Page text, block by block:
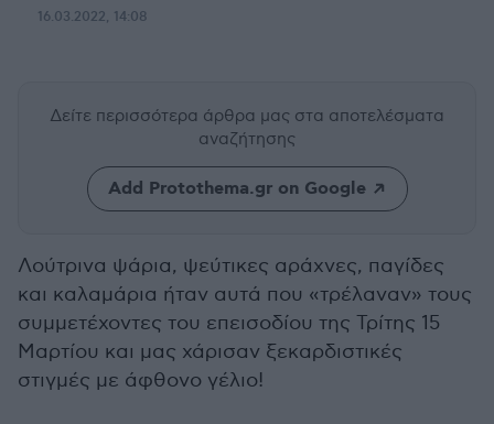
16.03.2022, 14:08
Δείτε περισσότερα άρθρα μας στα αποτελέσματα
αναζήτησης
Add Protothema.gr on Google
Λούτρινα ψάρια, ψεύτικες αράχνες, παγίδες
και καλαμάρια ήταν αυτά που «τρέλαναν» τους
συμμετέχοντες του επεισοδίου της Τρίτης 15
Μαρτίου και μας χάρισαν ξεκαρδιστικές
στιγμές με άφθονο γέλιο!